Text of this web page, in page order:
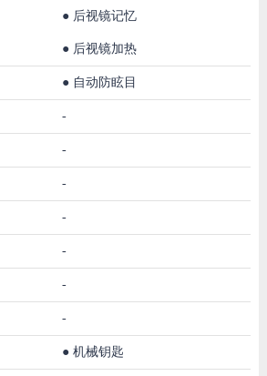
● 后视镜记忆
● 后视镜加热
● 自动防眩目
-
-
-
-
-
-
-
● 机械钥匙